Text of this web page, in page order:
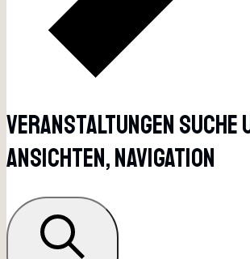
Veranstaltungen Suche
Ansichten, Navigation